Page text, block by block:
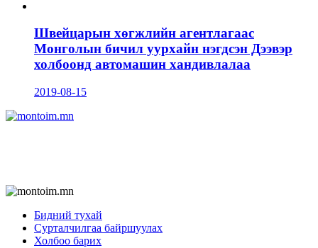
Швейцарын хөгжлийн агентлагаас
Монголын бичил уурхайн нэгдсэн Дээвэр
холбоонд автомашин хандивлалаа
2019-08-15
Бидний тухай
Сурталчилгаа байршуулах
Холбоо барих